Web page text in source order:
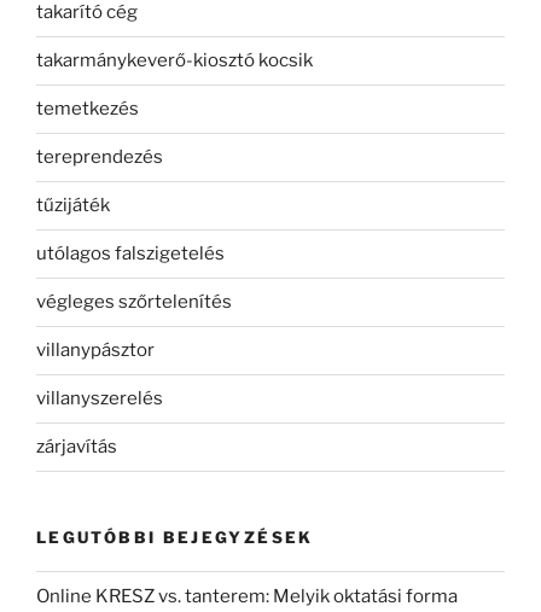
takarító cég
takarmánykeverő-kiosztó kocsik
temetkezés
tereprendezés
tűzijáték
utólagos falszigetelés
végleges szőrtelenítés
villanypásztor
villanyszerelés
zárjavítás
LEGUTÓBBI BEJEGYZÉSEK
Online KRESZ vs. tanterem: Melyik oktatási forma